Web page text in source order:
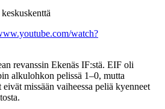
watch?
revanssin Ekenäs IF:stä. EIF oli
alkulohkon pelissä 1–0, mutta
eivät missään vaiheessa peliä kyenneet